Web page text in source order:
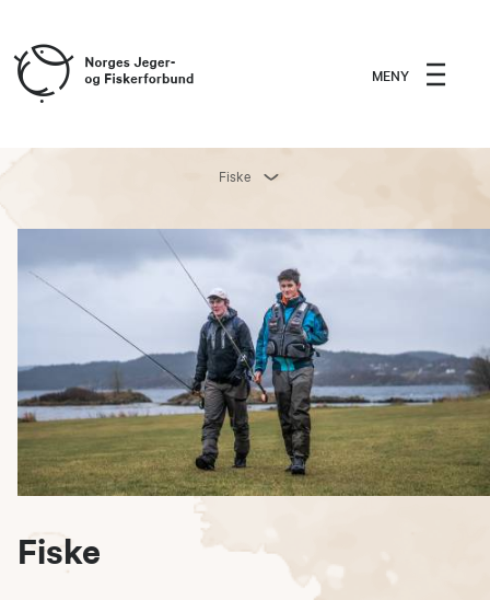
MENY
Fiske
Fiske